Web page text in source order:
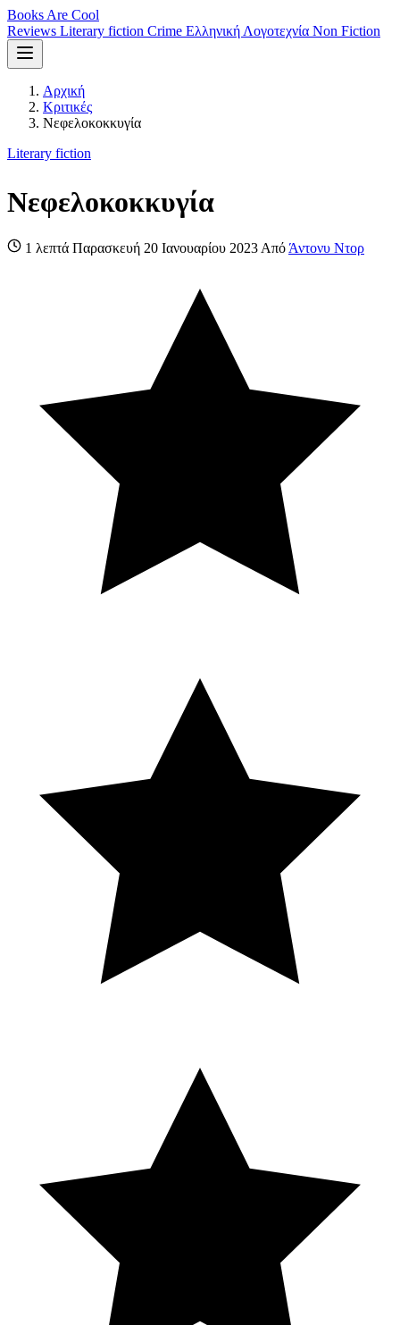
Books Are Cool
Reviews Literary fiction Crime Ελληνική Λογοτεχνία Non Fiction
Αρχική
Κριτικές
Νεφελοκοκκυγία
Literary fiction
Νεφελοκοκκυγία
1 λεπτά Παρασκευή 20 Ιανουαρίου 2023 Από Άντονυ Ντορ